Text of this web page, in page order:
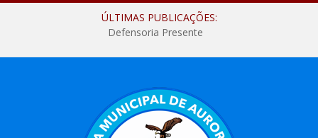
ÚLTIMAS PUBLICAÇÕES:
Defensoria Presente